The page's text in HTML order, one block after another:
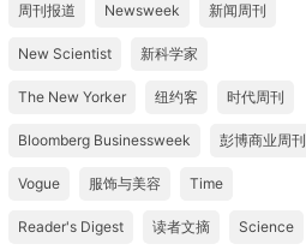
周刊报道 Newsweek 新闻周刊
New Scientist 新科学家
The New Yorker 纽约客 时代周刊
Bloomberg Businessweek 彭博商业周刊
Vogue 服饰与美容 Time
Reader's Digest 读者文摘 Science